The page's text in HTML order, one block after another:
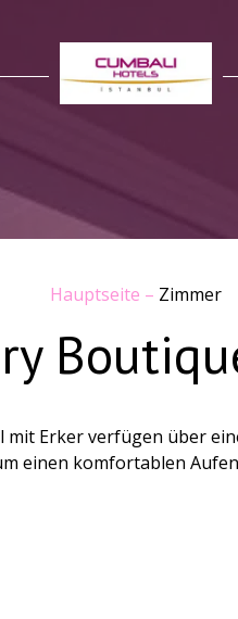
Hauptseite – Zimmer
Erker verfügen über
einen komfortablen